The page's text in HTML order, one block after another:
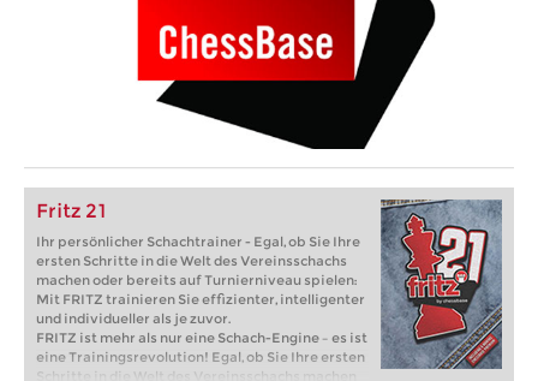
Fritz 21
Ihr persönlicher Schachtrainer - Egal, ob Sie Ihre
ersten Schritte in die Welt des Vereinsschachs
machen oder bereits auf Turnierniveau spielen:
Mit FRITZ trainieren Sie effizienter, intelligenter
und individueller als je zuvor.
FRITZ ist mehr als nur eine Schach-Engine – es ist
eine Trainingsrevolution! Egal, ob Sie Ihre ersten
Schritte in die Welt des Vereinsschachs machen